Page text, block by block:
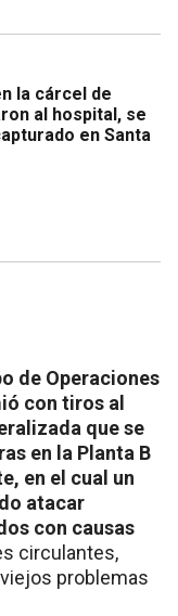
la cárcel de
al hospital, se
en Santa
de Operaciones
con tiros al
que se
en la Planta B
en el cual un
atacar
con causas
circulantes,
problemas